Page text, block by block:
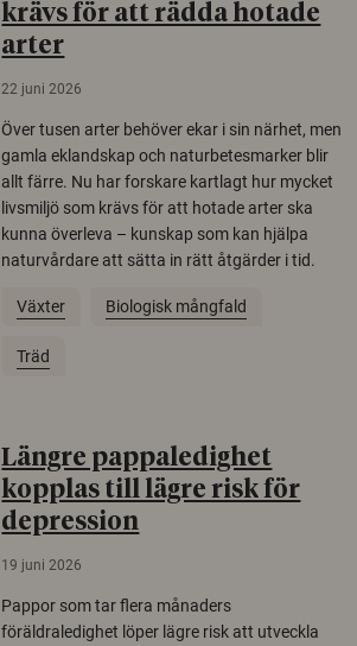
krävs för att rädda hotade
arter
22 juni 2026
Över tusen arter behöver ekar i sin närhet, men
gamla eklandskap och naturbetesmarker blir
allt färre. Nu har forskare kartlagt hur mycket
livsmiljö som krävs för att hotade arter ska
kunna överleva – kunskap som kan hjälpa
naturvårdare att sätta in rätt åtgärder i tid.
Växter Biologisk mångfald
Träd
Längre pappaledighet
kopplas till lägre risk för
depression
19 juni 2026
Pappor som tar flera månaders
föräldraledighet löper lägre risk att utveckla